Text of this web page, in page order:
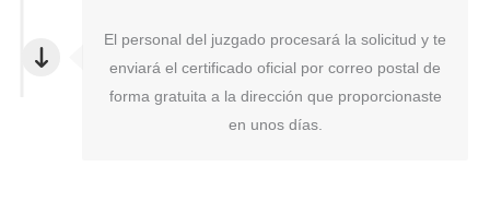
El personal del juzgado procesará la solicitud y te
enviará el certificado oficial por correo postal de
forma gratuita a la dirección que proporcionaste
en unos días.